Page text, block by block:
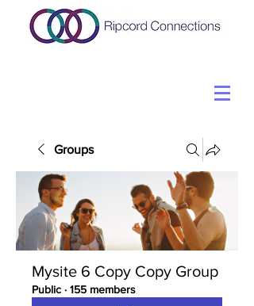
Groups
Mysite 6 Copy Copy Group
Public · 155 members